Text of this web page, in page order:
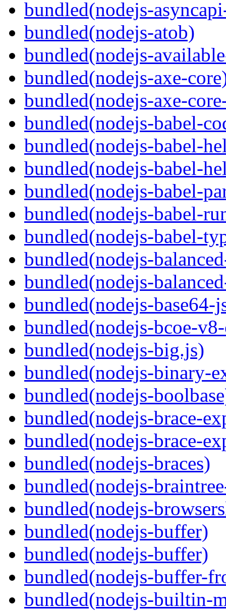
bundled(nodejs-
bundled(nodejs-atob)
bundled(nodejs-
bundled(nodejs-axe-
bundled(nodejs-axe-
bundled(nodejs-babel-
bundled(nodejs-babel-
bundled(nodejs-babel-
bundled(nodejs-babel-
bundled(nodejs-babel-
bundled(nodejs-babel-
bundled(nodejs-
bundled(nodejs-
bundled(nodejs-base64-
bundled(nodejs-bcoe-
bundled(nodejs-big.js)
bundled(nodejs-binary-
bundled(nodejs-
bundled(nodejs-brace-
bundled(nodejs-brace-
bundled(nodejs-braces)
bundled(nodejs-
bundled(nodejs-
bundled(nodejs-buffer)
bundled(nodejs-buffer)
bundled(nodejs-buffer-
bundled(nodejs-builtin-